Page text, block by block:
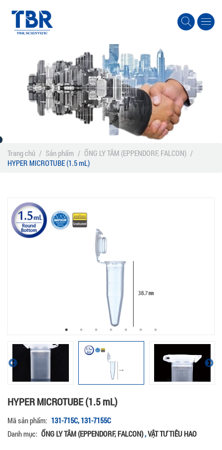
Trang chủ / Sản phẩm / ỐNG LY TÂM (EPPENDORF, FALCON) /
HYPER MICROTUBE (1.5 mL)
HYPER MICROTUBE (1.5 mL)
Mã sản phẩm: 131-715C, 131-7155C
Danh mục: ỐNG LY TÂM (EPPENDORF, FALCON),VẬT TƯ TIÊU HAO